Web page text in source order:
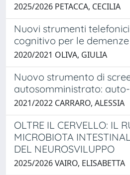
2025/2026 PETACCA, CECILIA
Nuovi strumenti
cognitivo per le demenze
2020/2021 OLIVA, GIULIA
Nuovo strumento di
autosomministrato: auto-
2021/2022 CARRARO, ALESSIA
OLTRE IL CERVELLO: IL
MICROBIOTA
DEL NEUROSVILUPPO
2025/2026 VAIRO, ELISABETTA